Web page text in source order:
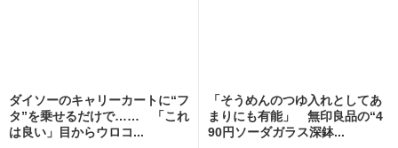
ダイソーのキャリーカートに“フ
タ”を乗せるだけで…… 「これ
は良い」目からウロコ...
「そうめんのつゆ入れとしてあ
まりにも有能」 無印良品の“4
90円ソーダガラス深鉢...